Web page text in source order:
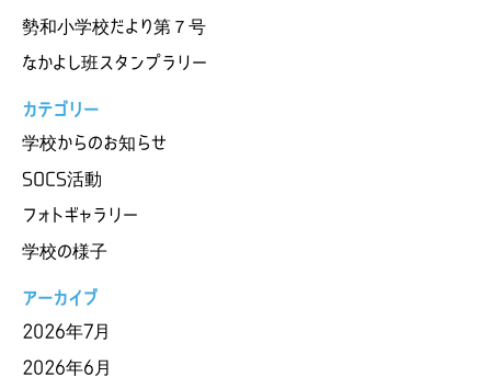
勢和小学校だより第７号
なかよし班スタンプラリー
カテゴリー
学校からのお知らせ
SOCS活動
フォトギャラリー
学校の様子
アーカイブ
2026年7月
2026年6月